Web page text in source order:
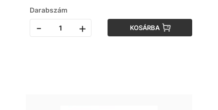
Darabszám
- + KOSÁRBA